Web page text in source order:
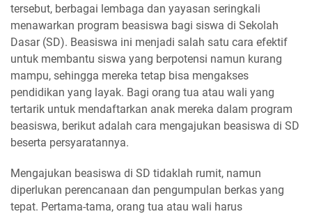
tersebut, berbagai lembaga dan yayasan seringkali
menawarkan program beasiswa bagi siswa di Sekolah
Dasar (SD). Beasiswa ini menjadi salah satu cara efektif
untuk membantu siswa yang berpotensi namun kurang
mampu, sehingga mereka tetap bisa mengakses
pendidikan yang layak. Bagi orang tua atau wali yang
tertarik untuk mendaftarkan anak mereka dalam program
beasiswa, berikut adalah cara mengajukan beasiswa di SD
beserta persyaratannya.
Mengajukan beasiswa di SD tidaklah rumit, namun
diperlukan perencanaan dan pengumpulan berkas yang
tepat. Pertama-tama, orang tua atau wali harus